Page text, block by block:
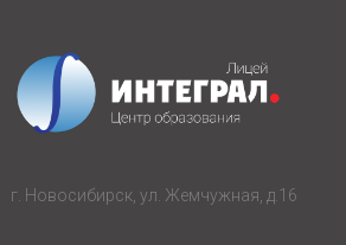
г. Новосибирск, ул. Жемчужная, д.16